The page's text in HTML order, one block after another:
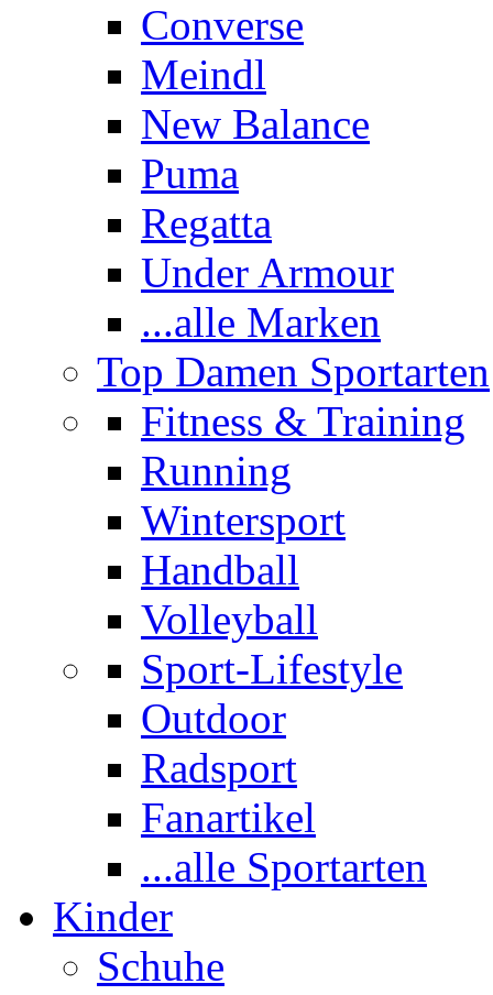
Converse
Meindl
New Balance
Puma
Regatta
Under Armour
...alle Marken
Top Damen Sportarten
Fitness & Training
Running
Wintersport
Handball
Volleyball
Sport-Lifestyle
Outdoor
Radsport
Fanartikel
...alle Sportarten
Kinder
Schuhe